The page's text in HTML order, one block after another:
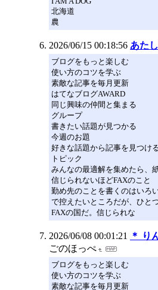
北海道
農
2026/06/15 00:18:56 あたし
ブログをもっと楽しむ
使い方のコツを学ぶ
素敵な記事を毎月更新
はてなブログAWARD
同じ興味の仲間と集まる
グループ
書きたい話題が見つかる
今週のお題
好きな話題から記事を見つけ
トピック
みんなの最適解を集めたら、
信じられないほどFAXのこと
勤め先のことを書くのはいろ
で控えたいところだが、ひと
FAXの国だ。信じられな
2026/06/08 00:01:21 ＊ り
ごのほっぺ
ブログをもっと楽しむ
使い方のコツを学ぶ
素敵な記事を毎月更新